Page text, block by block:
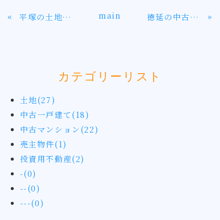
« 平塚の土地は平塚総合公園近くの約33坪。建築条件なし main 徳延の中古一戸建ては北東角地平成18年築 »
カテゴリーリスト
土地(27)
中古一戸建て(18)
中古マンション(22)
売主物件(1)
投資用不動産(2)
-(0)
--(0)
---(0)